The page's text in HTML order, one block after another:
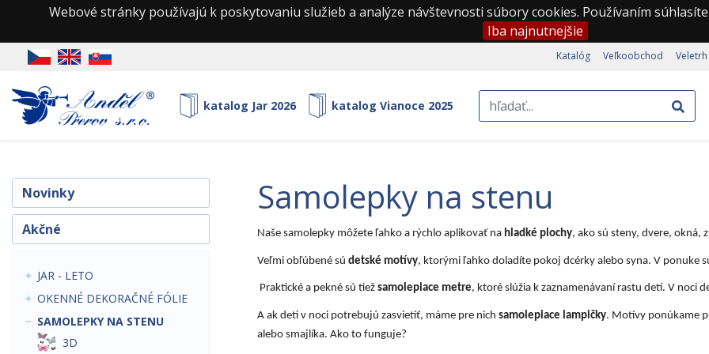
Webové stránky používajú k poskytovaniu služieb a analýze návštevnosti súbory cookies. Používaním
Iba najnutnejšie
Katalóg Veľkoobchod Veletrh
katalog Jar 2026 katalog Vianoce 2025
Novinky
Akčné
JAR - LETO
OKENNÉ DEKORAČNÉ FÓLIE
SAMOLEPKY NA STENU
3D
samolepky na stenu
Naše samolepky môžete ľahko a rýchlo aplikovať na hladké plochy, ako sú steny, dvere, okná,
Veľmi obľúbené sú detské motívy, ktorými ľahko doladíte pokoj dcérky alebo syna. V ponuke
Praktické a pekné sú tiež samolepiace metre, ktoré slúžia k zaznamenávaní rastu detí. V noci
A ak deti v noci potrebujú zasvietiť, máme pre nich samolepiace lampičky. Motívy ponúkame
alebo smajlíka. Ako to funguje?